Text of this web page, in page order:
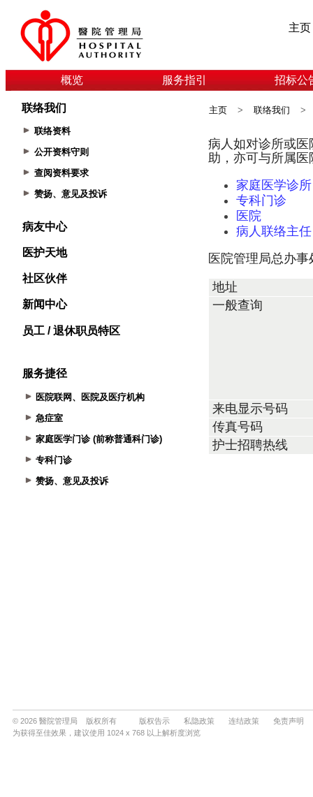
主页
概览 服务指引 招标公
联络我们
联络资料
公开资料守则
查阅资料要求
赞扬、意见及投诉
病友中心
医护天地
社区伙伴
新闻中心
员工 / 退休职员特区
服务捷径
医院联网、医院及医疗机构
急症室
家庭医学门诊 (前称普通科门诊)
专科门诊
赞扬、意见及投诉
主页 > 联络我们 >
© 2026 醫院管理局 版权所有 版权告示 私隐政策 连结政策
免责声明
为获得至佳效果，建议使用 1024 x 768 以上解析度浏览